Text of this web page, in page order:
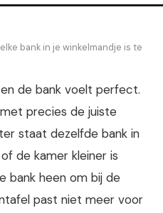
bank in je winkelmandje is te
de bank voelt perfect.
precies de juiste
staat dezelfde bank in
de kamer kleiner is
bank heen om bij de
past niet meer voor